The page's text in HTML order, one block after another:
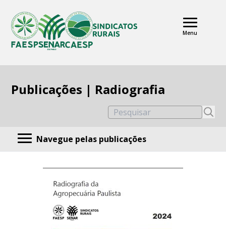
Menu
Publicações | Radiografia
Navegue pelas publicações